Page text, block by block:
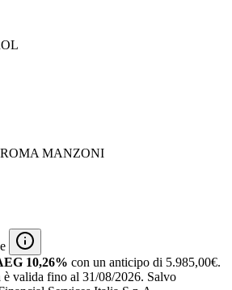
MANZONI
10,26% con un anticipo di 5.985,00€.
valida fino al 31/08/2026. Salvo